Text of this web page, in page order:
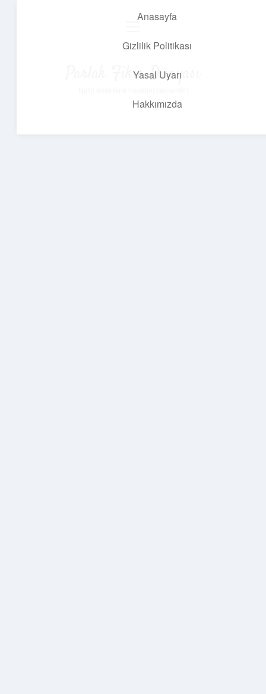
Anasayfa
Gizlilik Politikası
Yasal Uyarı
Hakkımızda
Parlak Fikir Dünyası